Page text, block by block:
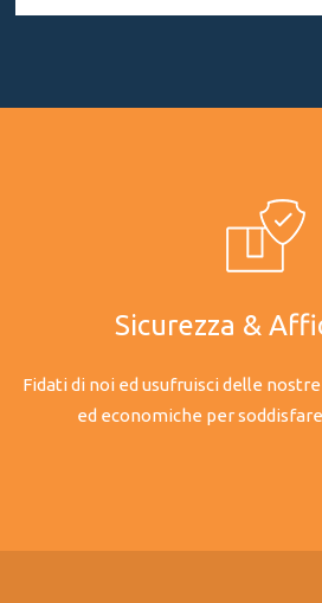
Sicurezza &
Fidati di noi ed usufruisci delle
ed economiche per